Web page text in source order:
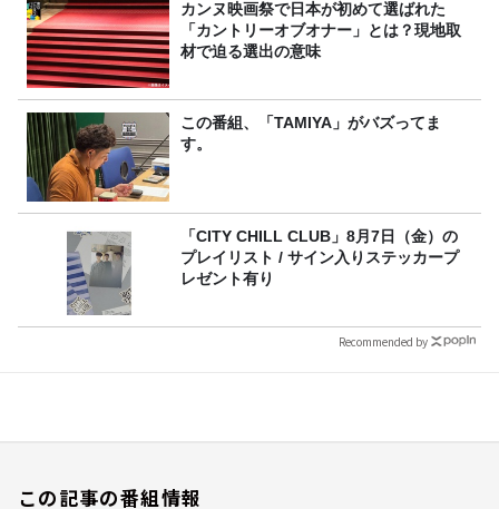
カンヌ映画祭で日本が初めて選ばれた
「カントリーオブオナー」とは？現地取
材で迫る選出の意味
この番組、「TAMIYA」がバズってま
す。
「CITY CHILL CLUB」8月7日（金）の
プレイリスト / サイン入りステッカープ
レゼント有り
Recommended by
この記事の番組情報